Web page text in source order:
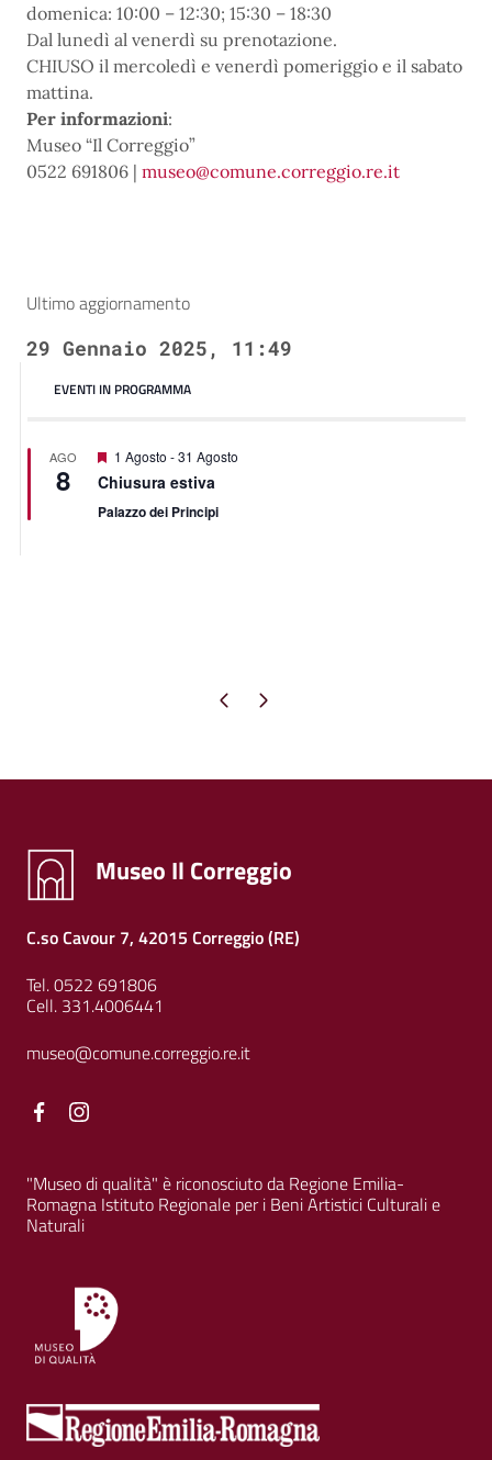
domenica: 10:00 – 12:30; 15:30 – 18:30
Dal lunedì al venerdì su prenotazione.
CHIUSO il mercoledì e venerdì pomeriggio e il sabato
mattina.
Per informazioni:
Museo “Il Correggio”
0522 691806 | museo@comune.correggio.re.it
Ultimo aggiornamento
29 Gennaio 2025, 11:49
EVENTI IN PROGRAMMA
AGO
8
Featured
1 Agosto -31 Agosto
Chiusura estiva
Palazzo dei Principi
Pagina precedente
Pagina successiva
Museo Il Correggio
C.so Cavour 7, 42015 Correggio (RE)
Tel. 0522 691806
Cell. 331.4006441
museo@comune.correggio.re.it
Facebook
"Museo di qualità" è riconosciuto da Regione Emilia-
Romagna Istituto Regionale per i Beni Artistici Culturali e
Naturali